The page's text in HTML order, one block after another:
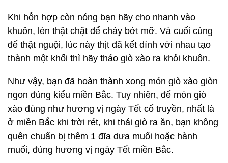
Khi hỗn hợp còn nóng bạn hãy cho nhanh vào
khuôn, lèn thật chặt để chảy bớt mỡ. Và cuối cùng
để thật nguội, lúc này thịt đã kết dính với nhau tạo
thành một khối thì hãy tháo giò xào ra khỏi khuôn.
Như vậy, bạn đã hoàn thành xong món giò xào giòn
ngon đúng kiểu miền Bắc. Tuy nhiên, để món giò
xào đúng như hương vị ngày Tết cổ truyền, nhất là
ở miền Bắc khi trời rét, khi thái giò ra ăn, bạn không
quên chuẩn bị thêm 1 đĩa dưa muối hoặc hành
muối, đúng hương vị ngày Tết miền Bắc.